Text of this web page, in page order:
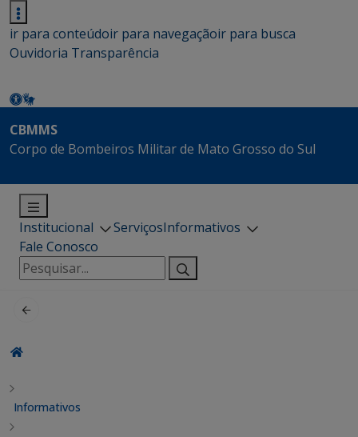
ir para conteúdoir para navegaçãoir para busca
Ouvidoria Transparência
CBMMS
Corpo de Bombeiros Militar de Mato Grosso do Sul
Institucional ServiçosInformativos
Fale Conosco
Pesquisar
por:
Informativos